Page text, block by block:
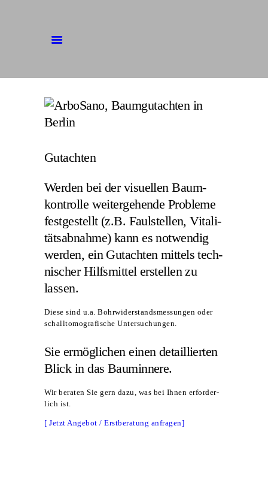
BAUM­SI­CHER­HEIT
ÜBER UNS
Gut­ach­ten
Wer­den bei der visu­el­len Baum­
kon­trol­le wei­ter­ge­hen­de Pro­ble­me
fest­ge­stellt (z.B. Faul­stel­len, Vita­li­
täts­ab­nah­me) kann es not­wen­dig
wer­den, ein Gut­ach­ten mit­tels tech­
ni­scher Hilfs­mit­tel erstel­len zu
lassen.
Die­se sind u.a. Bohr­wi­der­stands­mes­sun­gen oder
schall­to­mo­gra­fi­sche Untersuchungen.
Sie ermög­li­chen einen detail­lier­ten
Blick in das Bauminnere.
Wir bera­ten Sie gern dazu, was bei Ihnen erfor­der­
lich ist.
[ Jetzt Ange­bot / Erst­be­ra­tung anfragen]